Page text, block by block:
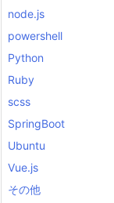
node.js
powershell
Python
Ruby
scss
SpringBoot
Ubuntu
Vue.js
その他